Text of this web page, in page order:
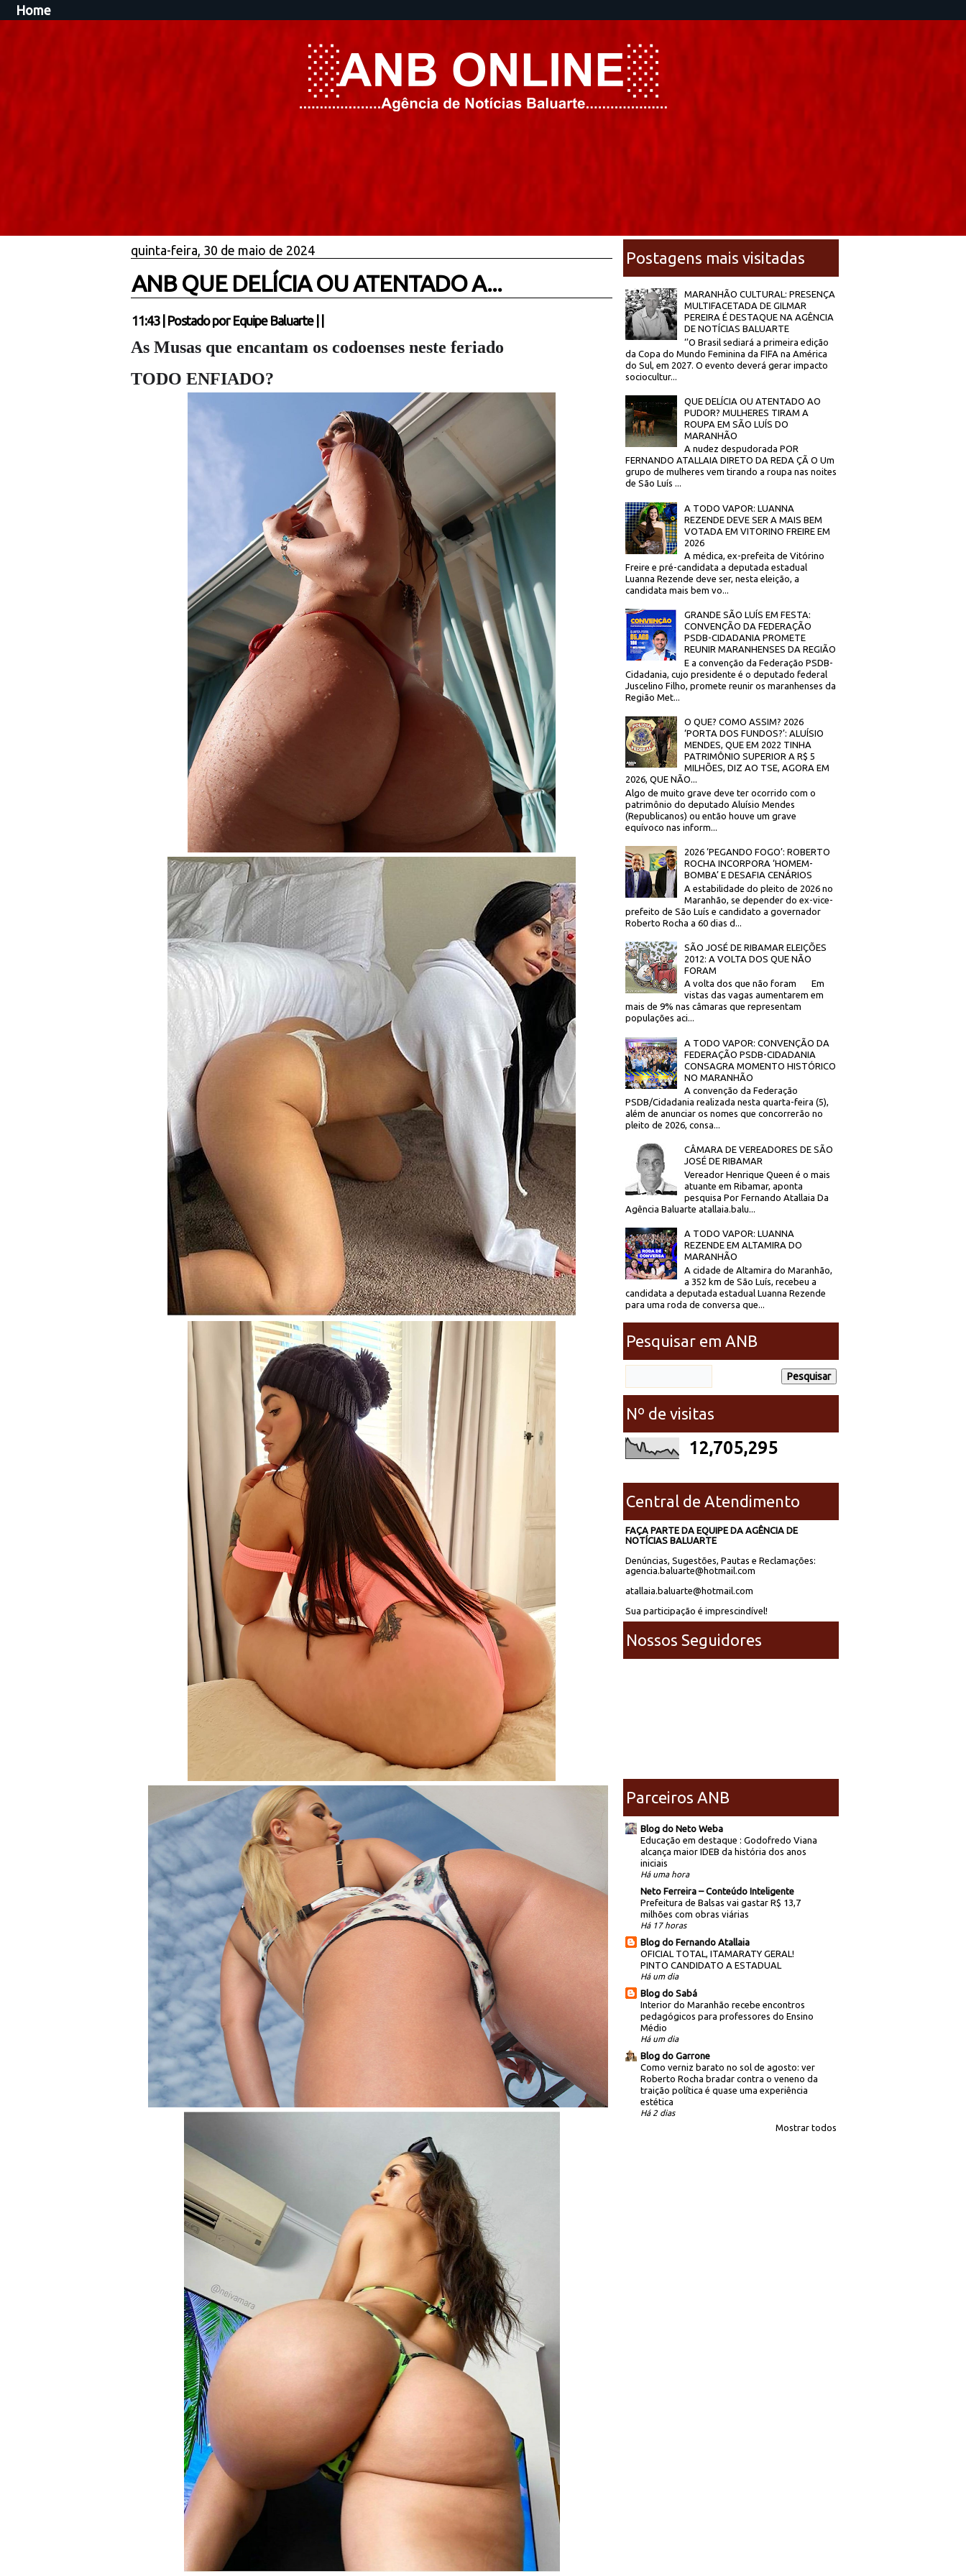
Home
quinta-feira, 30 de maio de 2024
ANB QUE DELÍCIA OU ATENTADO A...
11:43| Postado por Equipe Baluarte
As Musas que encantam os codoenses neste feriado
TODO ENFIADO?
Postagens mais visitadas
MARANHÃO CULTURAL: PRESENÇA
MULTIFACETADA DE GILMAR
PEREIRA É DESTAQUE NA AGÊNCIA
DE NOTÍCIAS BALUARTE
‘’O Brasil sediará a primeira edição
da Copa do Mundo Feminina da FIFA na América
do Sul, em 2027. O evento deverá gerar impacto
sociocultur...
QUE DELÍCIA OU ATENTADO AO
PUDOR? MULHERES TIRAM A
ROUPA EM SÃO LUÍS DO
MARANHÃO
A nudez despudorada POR
FERNANDO ATALLAIA DIRETO DA REDA ÇÃ O Um
grupo de mulheres vem tirando a roupa nas noites
de São Luís ...
A TODO VAPOR: LUANNA
REZENDE DEVE SER A MAIS BEM
VOTADA EM VITORINO FREIRE EM
2026
A médica, ex-prefeita de Vitórino
Freire e pré-candidata a deputada estadual
Luanna Rezende deve ser, nesta eleição, a
candidata mais bem vo...
GRANDE SÃO LUÍS EM FESTA:
CONVENÇÃO DA FEDERAÇÃO
PSDB-CIDADANIA PROMETE
REUNIR MARANHENSES DA REGIÃO
E a convenção da Federação PSDB-
Cidadania, cujo presidente é o deputado federal
Juscelino Filho, promete reunir os maranhenses da
Região Met...
O QUE? COMO ASSIM? 2026
‘PORTA DOS FUNDOS?’: ALUÍSIO
MENDES, QUE EM 2022 TINHA
PATRIMÔNIO SUPERIOR A R$ 5
MILHÕES, DIZ AO TSE, AGORA EM
2026, QUE NÃO...
Algo de muito grave deve ter ocorrido com o
patrimônio do deputado Aluísio Mendes
(Republicanos) ou então houve um grave
equívoco nas inform...
2026 ‘PEGANDO FOGO’: ROBERTO
ROCHA INCORPORA ‘HOMEM-
BOMBA’ E DESAFIA CENÁRIOS
A estabilidade do pleito de 2026 no
Maranhão, se depender do ex-vice-
prefeito de São Luís e candidato a governador
Roberto Rocha a 60 dias d...
SÃO JOSÉ DE RIBAMAR ELEIÇÕES
2012: A VOLTA DOS QUE NÃO
FORAM
A volta dos que não foram Em
vistas das vagas aumentarem em
mais de 9% nas câmaras que representam
populações aci...
A TODO VAPOR: CONVENÇÃO DA
FEDERAÇÃO PSDB-CIDADANIA
CONSAGRA MOMENTO HISTÓRICO
NO MARANHÃO
A convenção da Federação
PSDB/Cidadania realizada nesta quarta-feira (5),
além de anunciar os nomes que concorrerão no
pleito de 2026, consa...
CÂMARA DE VEREADORES DE SÃO
JOSÉ DE RIBAMAR
Vereador Henrique Queen é o mais
atuante em Ribamar, aponta
pesquisa Por Fernando Atallaia Da
Agência Baluarte atallaia.balu...
A TODO VAPOR: LUANNA
REZENDE EM ALTAMIRA DO
MARANHÃO
A cidade de Altamira do Maranhão,
a 352 km de São Luís, recebeu a
candidata a deputada estadual Luanna Rezende
para uma roda de conversa que...
Pesquisar em ANB
Nº de visitas
12,705,295
Central de Atendimento
FAÇA PARTE DA EQUIPE DA AGÊNCIA DE
NOTÍCIAS BALUARTE
Denúncias, Sugestões, Pautas e Reclamações:
agencia.baluarte@hotmail.com
atallaia.baluarte@hotmail.com
Sua participação é imprescindível!
Nossos Seguidores
Parceiros ANB
Blog do Neto Weba
Educação em destaque : Godofredo Viana
alcança maior IDEB da história dos anos
iniciais
Há uma hora
Neto Ferreira – Conteúdo Inteligente
Prefeitura de Balsas vai gastar R$ 13,7
milhões com obras viárias
Há 17 horas
Blog do Fernando Atallaia
OFICIAL TOTAL, ITAMARATY GERAL!
PINTO CANDIDATO A ESTADUAL
Há um dia
Blog do Sabá
Interior do Maranhão recebe encontros
pedagógicos para professores do Ensino
Médio
Há um dia
Blog do Garrone
Como verniz barato no sol de agosto: ver
Roberto Rocha bradar contra o veneno da
traição política é quase uma experiência
estética
Há 2 dias
Mostrar todos